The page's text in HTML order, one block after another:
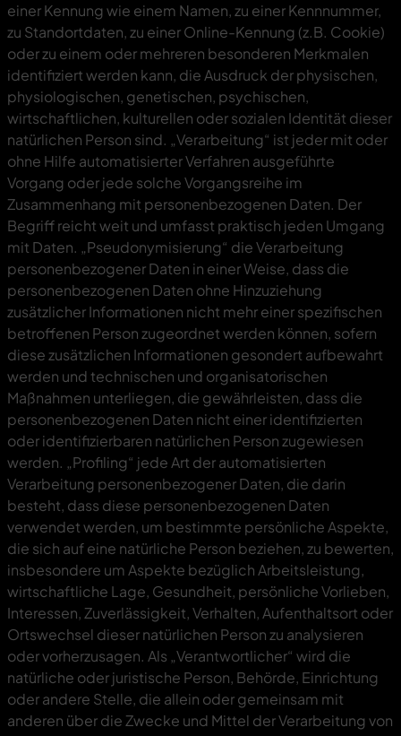
einer Kennung wie einem Namen, zu einer Kennnummer,
zu Standortdaten, zu einer Online-Kennung (z.B. Cookie)
oder zu einem oder mehreren besonderen Merkmalen
identifiziert werden kann, die Ausdruck der physischen,
physiologischen, genetischen, psychischen,
wirtschaftlichen, kulturellen oder sozialen Identität dieser
natürlichen Person sind. „Verarbeitung“ ist jeder mit oder
ohne Hilfe automatisierter Verfahren ausgeführte
Vorgang oder jede solche Vorgangsreihe im
Zusammenhang mit personenbezogenen Daten. Der
Begriff reicht weit und umfasst praktisch jeden Umgang
mit Daten. „Pseudonymisierung“ die Verarbeitung
personenbezogener Daten in einer Weise, dass die
personenbezogenen Daten ohne Hinzuziehung
zusätzlicher Informationen nicht mehr einer spezifischen
betroffenen Person zugeordnet werden können, sofern
diese zusätzlichen Informationen gesondert aufbewahrt
werden und technischen und organisatorischen
Maßnahmen unterliegen, die gewährleisten, dass die
personenbezogenen Daten nicht einer identifizierten
oder identifizierbaren natürlichen Person zugewiesen
werden. „Profiling“ jede Art der automatisierten
Verarbeitung personenbezogener Daten, die darin
besteht, dass diese personenbezogenen Daten
verwendet werden, um bestimmte persönliche Aspekte,
die sich auf eine natürliche Person beziehen, zu bewerten,
insbesondere um Aspekte bezüglich Arbeitsleistung,
wirtschaftliche Lage, Gesundheit, persönliche Vorlieben,
Interessen, Zuverlässigkeit, Verhalten, Aufenthaltsort oder
Ortswechsel dieser natürlichen Person zu analysieren
oder vorherzusagen. Als „Verantwortlicher“ wird die
natürliche oder juristische Person, Behörde, Einrichtung
oder andere Stelle, die allein oder gemeinsam mit
anderen über die Zwecke und Mittel der Verarbeitung von